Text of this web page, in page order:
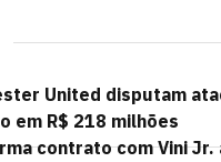
United disputam
em R$ 218 milhões
contrato com Vini